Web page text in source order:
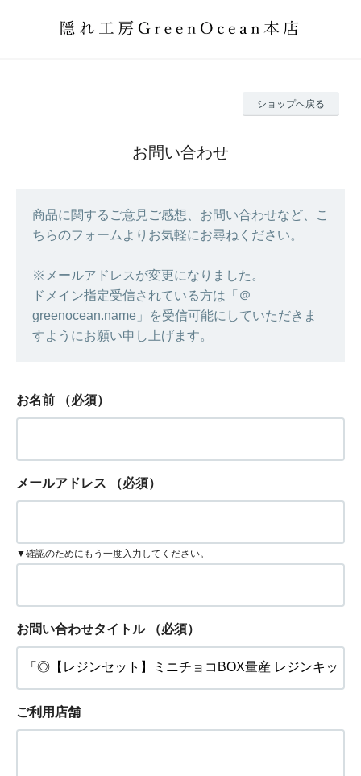
ショップへ戻る
お問い合わせ
商品に関するご意見ご感想、お問い合わせなど、こ
ちらのフォームよりお気軽にお尋ねください。
※メールアドレスが変更になりました。
ドメイン指定受信されている方は「＠
greenocean.name」を受信可能にしていただきま
すようにお願い申し上げます。
お名前 （必須）
メールアドレス （必須）
▼確認のためにもう一度入力してください。
お問い合わせタイトル （必須）
ご利用店舗